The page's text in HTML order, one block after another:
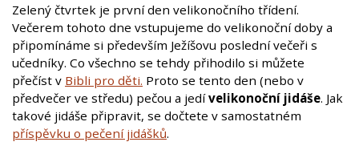
Zelený čtvrtek je první den velikonočního třídení.
Večerem tohoto dne vstupujeme do velikonoční doby a
připomínáme si především Ježíšovu poslední večeři s
učedníky. Co všechno se tehdy přihodilo si můžete
přečíst v Bibli pro děti. Proto se tento den (nebo v
předvečer ve středu) pečou a jedívelikonoční jidáše. Jak
takové jidáše připravit, se dočtete v samostatném
příspěvku o pečení jidášků.